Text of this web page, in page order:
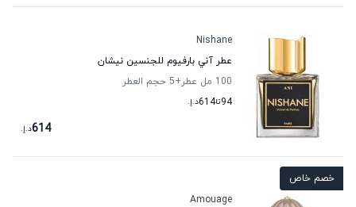
Nishane
عطر آني بارفيوم للجنسين نيشان
100 مل عطر
+5
حجم العطر
94تا614د.إ.
614د.إ.
خصم خاص
Amouage